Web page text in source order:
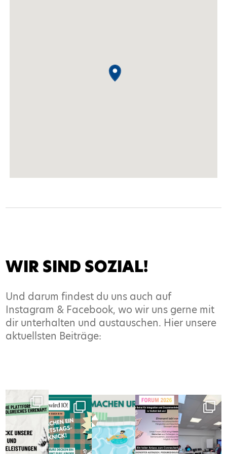
WIR SIND SOZIAL!
Und darum findest du uns auch auf
Instagram & Facebook, wo wir uns gerne mit
dir unterhalten und austauschen. Hier unsere
aktuellsten Beiträge: